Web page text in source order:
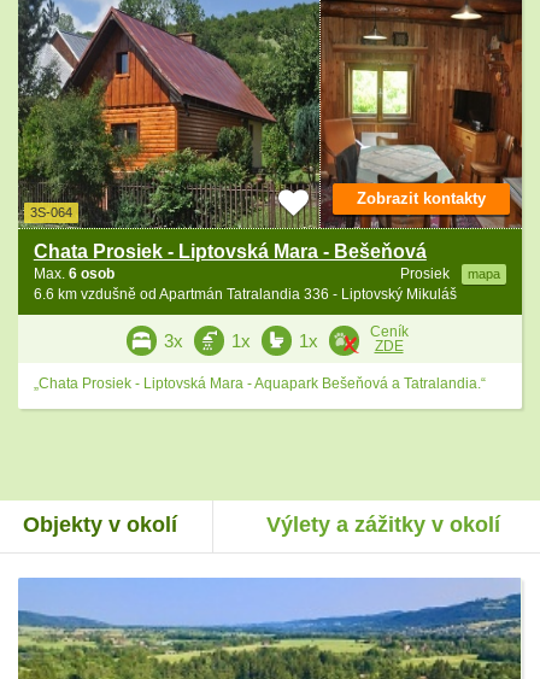
3S-064
Chata Prosiek - Liptovská Mara - Bešeňová
Prosiek mapa
Max. 6 osob
6.6 km vzdušně od Apartmán Tatralandia 336 - Liptovský Mikuláš
Zobrazit kontakty
3x 1x 1x
Ceník
ZDE
„Chata Prosiek - Liptovská Mara - Aquapark Bešeňová a Tatralandia.“
Objekty v okolí Výlety a zážitky v okolí